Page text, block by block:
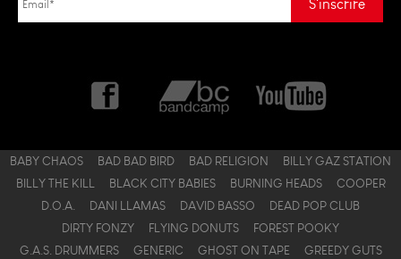
BABY CHAOS BAD BAD BIRD BAD RELIGION
BILLY GAZ STATION
BILLY THE KILL
BLACK CITY BABIES BURNING HEADS
COOPER
D.O.A.
DANI LLAMAS DAVID BASSO
DEAD POP CLUB
DIRTY FONZY
FLYING DONUTS
FOREST POOKY
G.A.S. DRUMMERS
GENERIC GHOST ON TAPE
GREEDY GUTS